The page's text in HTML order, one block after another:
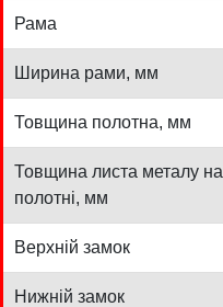
Рама
Ширина рами, мм
Товщина полотна, мм
Товщина листа металу на
полотні, мм
Верхній замок
Нижній замок